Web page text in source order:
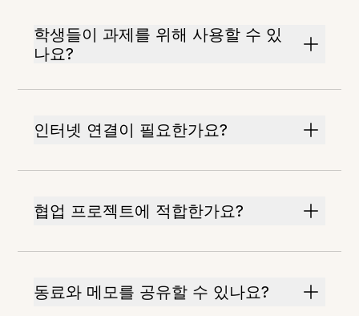
학생들이 과제를 위해 사용할 수 있
나요?
인터넷 연결이 필요한가요?
협업 프로젝트에 적합한가요?
동료와 메모를 공유할 수 있나요?